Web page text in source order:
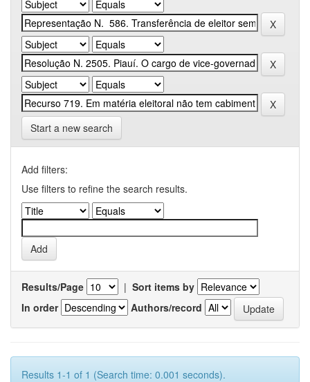
Start a new search
Add filters:
Use filters to refine the search results.
Results/Page | Sort items by
In order
Authors/record
Results 1-1 of 1 (Search time: 0.001 seconds).